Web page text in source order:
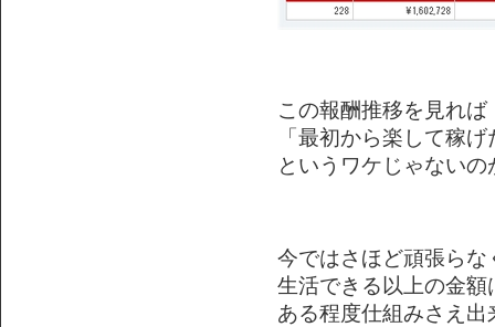
この報酬推移を見れば
「最初から楽して稼げ
というワケじゃない
今ではさほど頑張らな
生活できる以上の金額
ある程度仕組みさえ出